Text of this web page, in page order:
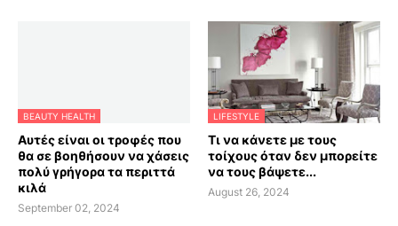
BEAUTY HEALTH
Αυτές είναι οι τροφές που
θα σε βοηθήσουν να χάσεις
πολύ γρήγορα τα περιττά
κιλά
September 02, 2024
LIFESTYLE
Τι να κάνετε με τους
τοίχους όταν δεν μπορείτε
να τους βάψετε...
August 26, 2024